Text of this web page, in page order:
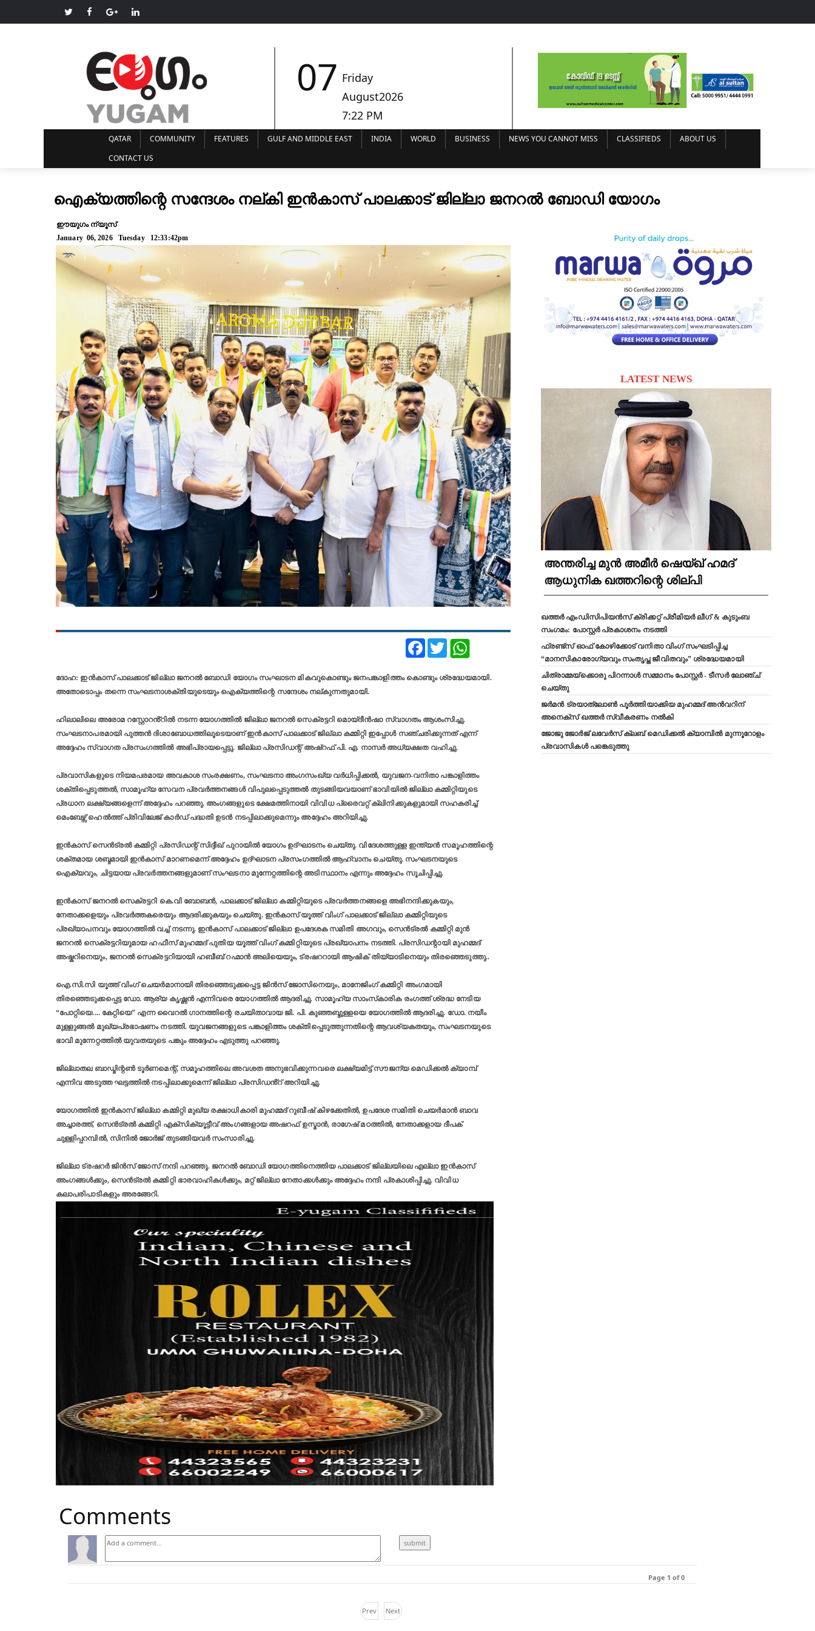
07 Friday
August2026
7:22 PM
QATAR COMMUNITY FEATURES GULF AND MIDDLE EAST INDIA WORLD BUSINESS NEWS YOU CANNOT MISS CLASSIFIEDS
ABOUT US
CONTACT US
ഐക്യത്തിന്റെ സന്ദേശം നല്കി ഇൻകാസ് പാലക്കാട് ജില്ലാ ജനറൽ ബോഡി യോഗം
ഈയുഗം ന്യൂസ്
January 06, 2026 Tuesday 12:33:42pm
FacebookTwitter
ദോഹ: ഇൻകാസ് പാലക്കാട് ജില്ലാ ജനറൽ ബോഡി യോഗം സംഘാടന മികവുകൊണ്ടും ജനപങ്കാളിത്തം കൊണ്ടും ശ്രദ്ധേയമായി.
അതോടൊപ്പം തന്നെ സംഘടനാശക്തിയുടെയും ഐക്യത്തിന്റെ സന്ദേശം നല്കുന്നതുമായി.
ഹിലാലിലെ അരോമ റസ്റ്റോറൻ്റിൽ നടന്ന യോഗത്തിൽ ജില്ലാ ജനറൽ സെക്രട്ടറി മൊയ്ദീൻഷാ സ്വാഗതം ആശംസിച്ചു.
സംഘടനാപരമായി പുത്തൻ ദിശാബോധത്തിലൂടെയാണ് ഇൻകാസ് പാലക്കാട് ജില്ലാ കമ്മിറ്റി ഇപ്പോൾ സഞ്ചരിക്കുന്നത് എന്ന്
അദ്ദേഹം സ്വാഗത പ്രസംഗത്തിൽ അഭിപ്രായപ്പെട്ടു. ജില്ലാ പ്രസിഡന്റ് അഷ്‌റഫ് പി. എ. നാസർ അധ്യക്ഷത വഹിച്ചു.
പ്രവാസികളുടെ നിയമപരമായ അവകാശ സംരക്ഷണം, സംഘടനാ അംഗസംഖ്യ വർധിപ്പിക്കൽ, യുവജന-വനിതാ പങ്കാളിത്തം
ശക്തിപ്പെടുത്തൽ, സാമൂഹ്യ സേവന പ്രവർത്തനങ്ങൾ വിപുലപ്പെടുത്തൽ തുടങ്ങിയവയാണ് ഭാവിയിൽ ജില്ലാ കമ്മിറ്റിയുടെ
പ്രധാന ലക്ഷ്യങ്ങളെന്ന് അദ്ദേഹം പറഞ്ഞു. അംഗങ്ങളുടെ ക്ഷേമത്തിനായി വിവിധ പ്രൈവറ്റ് ക്ലിനിക്കുകളുമായി സഹകരിച്ച്
മെംബേഴ്സ് ഹെൽത്ത് പ്രിവിലേജ് കാർഡ് പദ്ധതി ഉടൻ നടപ്പിലാക്കുമെന്നും അദ്ദേഹം അറിയിച്ചു.
ഇൻകാസ് സെൻട്രൽ കമ്മിറ്റി പ്രസിഡന്റ് സിദ്ദീഖ് പുറായിൽ യോഗം ഉദ്ഘാടനം ചെയ്തു. വിദേശത്തുള്ള ഇന്ത്യൻ സമൂഹത്തിന്റെ
ശക്തമായ ശബ്ദമായി ഇൻകാസ് മാറണമെന്ന് അദ്ദേഹം ഉദ്ഘാടന പ്രസംഗത്തിൽ ആഹ്വാനം ചെയ്തു. സംഘടനയുടെ
ഐക്യവും, ചിട്ടയായ പ്രവർത്തനങ്ങളുമാണ് സംഘടനാ മുന്നേറ്റത്തിന്റെ അടിസ്ഥാനം എന്നും അദ്ദേഹം സൂചിപ്പിച്ചു.
ഇൻകാസ് ജനറൽ സെക്രട്ടറി കെ.വി ബോബൻ, പാലക്കാട് ജില്ലാ കമ്മിറ്റിയുടെ പ്രവർത്തനങ്ങളെ അഭിനന്ദിക്കുകയും,
നേതാക്കളെയും പ്രവർത്തകരെയും ആദരിക്കുകയും ചെയ്തു. ഇൻകാസ് യൂത്ത് വിംഗ് പാലക്കാട് ജില്ലാ കമ്മിറ്റിയുടെ
പ്രഖ്യാപനവും യോഗത്തിൽ വച്ച് നടന്നു. ഇൻകാസ് പാലക്കാട് ജില്ലാ ഉപദേശക സമിതി അഗവും, സെൻട്രൽ കമ്മിറ്റി മുൻ
ജനറൽ സെക്രട്ടറിയുമായ ഹഫീസ് മുഹമ്മദ് പുതിയ യൂത്ത് വിംഗ് കമ്മിറ്റിയുടെ പ്രഖ്യാപനം നടത്തി. പ്രസിഡന്റായി മുഹമ്മദ്
അഷ്കറിനെയും, ജനറൽ സെക്രട്ടറിയായി ഹബീബ് റഹ്മാൻ അലിയെയും, ട്രഷററായി ആഷിക് തിയ്യാടിനെയും തിരഞ്ഞെടുത്തു..
ഐ.സി.സി യൂത്ത് വിംഗ് ചെയർമാനായി തിരഞ്ഞെടുക്കപ്പെട്ട ജിൻസ് ജോസിനെയും, മാനേജിംഗ് കമ്മിറ്റി അംഗമായി
തിരഞ്ഞെടുക്കപ്പെട്ട ഡോ. ആര്യ കൃഷ്ണൻ എന്നിവരെ യോഗത്തിൽ ആദരിച്ചു. സാമൂഹ്യ സാംസ്‌കാരിക രംഗത്ത് ശ്രദ്ധ നേടിയ
“പോറ്റിയെ.... കേറ്റിയെ” എന്ന വൈറൽ ഗാനത്തിന്റെ രചയിതാവായ ജി. പി. കുഞ്ഞബ്ദുള്ളയെ യോഗത്തിൽ ആദരിച്ചു. ഡോ. നയീം
മുള്ളുങ്ങൽ മുഖ്യപ്രഭാഷണം നടത്തി. യുവജനങ്ങളുടെ പങ്കാളിത്തം ശക്തിപ്പെടുത്തുന്നതിന്റെ ആവശ്യകതയും, സംഘടനയുടെ
ഭാവി മുന്നേറ്റത്തിൽ യുവതയുടെ പങ്കും അദ്ദേഹം എടുത്തു പറഞ്ഞു.
ജില്ലാതല ബാഡ്മിന്റൺ ടൂർണമെന്റ്, സമൂഹത്തിലെ അവശത അനുഭവിക്കുന്നവരെ ലക്ഷ്യമിട്ട് സൗജന്യ മെഡിക്കൽ ക്യാമ്പ്
എന്നിവ അടുത്ത ഘട്ടത്തിൽ നടപ്പിലാക്കുമെന്ന് ജില്ലാ പ്രസിഡൻ്റ് അറിയിച്ചു.
യോഗത്തിൽ ഇൻകാസ് ജില്ലാ കമ്മിറ്റി മുഖ്യ രക്ഷാധികാരി മുഹമ്മദ് റുബീഷ് കിഴക്കേതിൽ, ഉപദേശ സമിതി ചെയർമാൻ ബാവ
അച്ചാരത്ത്, സെൻട്രൽ കമ്മിറ്റി എക്സിക്യൂട്ടീവ് അംഗങ്ങളായ അഷറഫ് ഉസ്മാൻ, രാഗേഷ് മഠത്തിൽ, നേതാക്കളായ ദീപക്
ചുള്ളിപ്പറമ്പിൽ, സിനിൽ ജോർജ് തുടങ്ങിയവർ സംസാരിച്ചു.
ജില്ലാ ട്രഷറർ ജിൻസ് ജോസ് നന്ദി പറഞ്ഞു. ജനറൽ ബോഡി യോഗത്തിനെത്തിയ പാലക്കാട് ജില്ലയിലെ എല്ലാ ഇൻകാസ്
അംഗങ്ങൾക്കും, സെൻട്രൽ കമ്മിറ്റി ഭാരവാഹികൾക്കും, മറ്റ് ജില്ലാ നേതാക്കൾക്കും അദ്ദേഹം നന്ദി പ്രകാശിപ്പിച്ചു. വിവിധ
കലാപരിപാടികളും അരങ്ങേറി.
LATEST NEWS
അന്തരിച്ച മുൻ അമീർ ഷെയ്ഖ് ഹമദ്
ആധുനിക ഖത്തറിന്റെ ശില്പി
ഖത്തർ എംഡിസിപിയൻസ് ക്രിക്കറ്റ് പ്രീമിയർ ലീഗ് & കുടുംബ
സംഗമം: പോസ്റ്റർ പ്രകാശനം നടത്തി
ഫ്രണ്ട്സ് ഓഫ് കോഴിക്കോട് വനിതാ വിംഗ് സംഘടിപ്പിച്ച
“മാനസികാരോഗ്യവും സംതൃപ്ത ജീവിതവും” ശ്രദ്ധേയമായി
ചിത്രാമ്മയ്ക്കൊരു പിറന്നാൾ സമ്മാനം പോസ്റ്റർ - ടീസർ ലോഞ്ച്
ചെയ്തു
ജർമൻ ട്രയാത്‌ലോൺ പൂർത്തിയാക്കിയ മുഹമ്മദ് അൻവറിന്
അനെക്സ് ഖത്തർ സ്വീകരണം നൽകി
ജോജു ജോർജ് ലവേർസ് ക്ലബ്‌ മെഡിക്കൽ ക്യാമ്പിൽ മുന്നൂറോളം
പ്രവാസികൾ പങ്കെടുത്തു
Comments
Page 1 of 0
Prev Next